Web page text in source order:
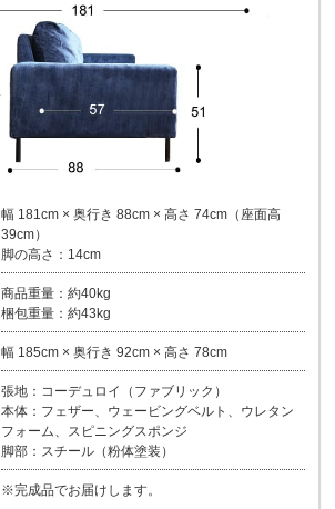
幅 181cm × 奥行き 88cm × 高さ 74cm（座面高
39cm）
脚の高さ：14cm
商品重量：約40kg
梱包重量：約43kg
幅 185cm × 奥行き 92cm × 高さ 78cm
張地：コーデュロイ（ファブリック）
本体：フェザー、ウェービングベルト、ウレタン
フォーム、スピニングスポンジ
脚部：スチール（粉体塗装）
※完成品でお届けします。